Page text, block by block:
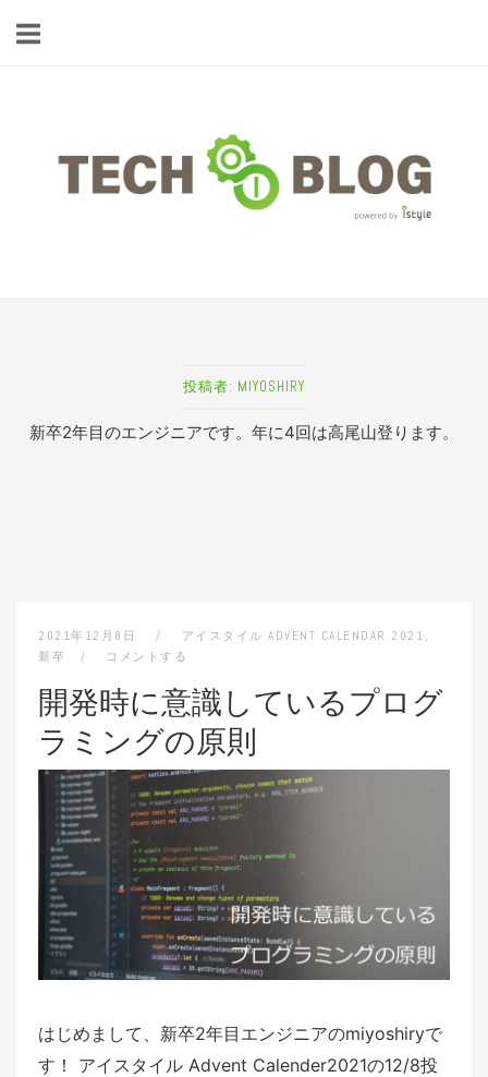
投稿者: MIYOSHIRY
新卒2年目のエンジニアです。年に4回は高尾山登ります。
2021年12月8日 アイスタイル ADVENT CALENDAR 2021
新卒
コメントする
開発時に意識しているプログ
ラミングの原則
はじめまして、新卒2年目エンジニアのmiyoshiryで
す！ アイスタイル Advent Calender2021の12/8投